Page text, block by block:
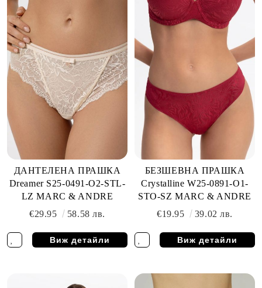
ДАНТЕЛЕНА ПРАШКА
Dreamer S25-0491-O2-STL-
LZ MARC & ANDRE
€29.95
58.58 лв.
Виж детайли
БЕЗШЕВНА ПРАШКА
Crystalline W25-0891-O1-
STO-SZ MARC & ANDRE
€19.95
39.02 лв.
Виж детайли